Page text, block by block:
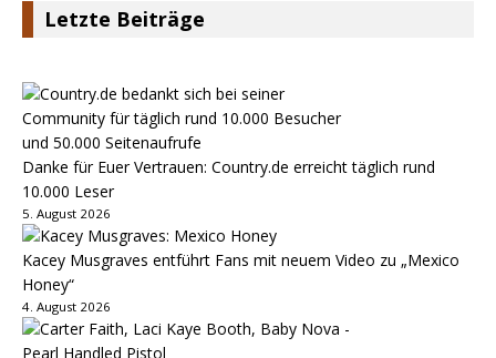
Letzte Beiträge
Danke für Euer Vertrauen: Country.de erreicht täglich rund
10.000 Leser
5. August 2026
Kacey Musgraves entführt Fans mit neuem Video zu „Mexico
Honey“
4. August 2026